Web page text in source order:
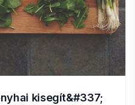
kisegít&#337;